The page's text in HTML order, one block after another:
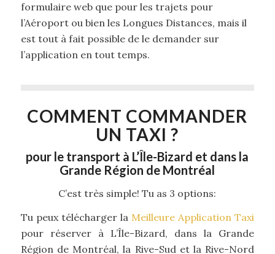
formulaire web que pour les trajets pour
l’Aéroport ou bien les Longues Distances, mais il
est tout à fait possible de le demander sur
l’application en tout temps.
COMMENT COMMANDER
UN TAXI ?
pour le transport à L’Île-Bizard et dans la
Grande Région de Montréal
C’est très simple! Tu as 3 options:
Tu peux télécharger la Meilleure Application Taxi
pour réserver à L’Île-Bizard, dans la Grande
Région de Montréal, la Rive-Sud et la Rive-Nord